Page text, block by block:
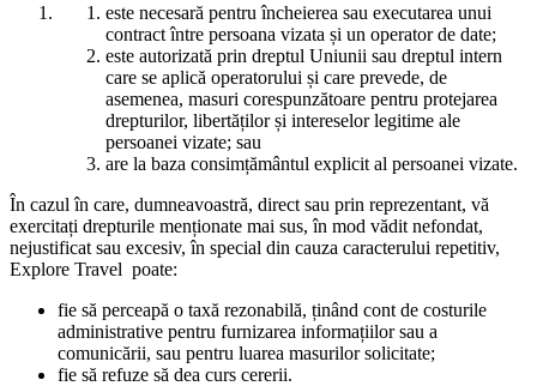
este necesară pentru încheierea sau executarea unui
contract între persoana vizata și un operator de date;
este autorizată prin dreptul Uniunii sau dreptul intern
care se aplică operatorului și care prevede, de
asemenea, masuri corespunzătoare pentru protejarea
drepturilor, libertăților și intereselor legitime ale
persoanei vizate; sau
are la baza consimțământul explicit al persoanei vizate.
În cazul în care, dumneavoastră, direct sau prin reprezentant, vă
exercitați drepturile menționate mai sus, în mod vădit nefondat,
nejustificat sau excesiv, în special din cauza caracterului repetitiv,
Explore Travel poate:
fie să perceapă o taxă rezonabilă, ținând cont de costurile
administrative pentru furnizarea informațiilor sau a
comunicării, sau pentru luarea masurilor solicitate;
fie să refuze să dea curs cererii.